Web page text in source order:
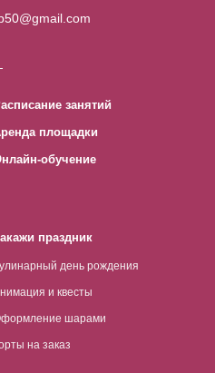
занятий
площадки
обучение
праздник
день рождения
и квесты
шарами
на заказ